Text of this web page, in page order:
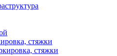
стяжки
стяжки